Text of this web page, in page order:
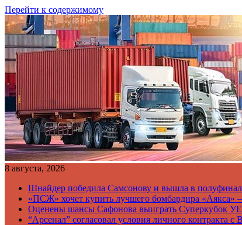
Перейти к содержимому
8 августа, 2026
Шнайдер победила Самсонову и вышла в
«ПСЖ» хочет купить лучшего бомбардира «Аякса»
Оценены шансы Сафонова выиграть Суперкубок
“Арсенал” согласовал условия личного контракта с